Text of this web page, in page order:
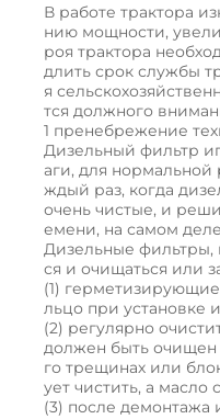
В работе трактора
нию мощности,
роя трактора
длить срок службы
я
тся должного
1 пренебрежение
Дизельный фильтр
аги, для нормальной
ждый раз, когда
очень чистые, и
емени, на самом
Дизельные фильтры,
ся и очищаться или
(1)
льцо при установке
(2) регулярно
должен быть очищен
го трещинах или
ует чистить, а
(3) после демонтажа